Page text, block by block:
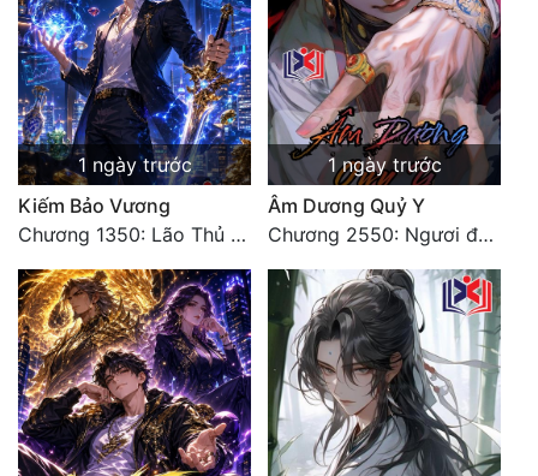
1 ngày trước
Kiếm Bảo Vương
Chương 1350: Lão Thủ (4/5)
1 ngày trước
Âm Dương Quỷ Y
Chương 2550: Ngươi đoán xem